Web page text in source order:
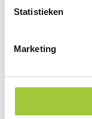
Statistieken
Marketing
Hey Pots